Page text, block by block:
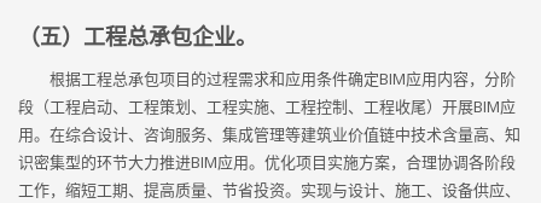
（五）工程总承包企业。
根据工程总承包项目的过程需求和应用条件确定BIM应用内容，分阶
段（工程启动、工程策划、工程实施、工程控制、工程收尾）开展BIM应
用。在综合设计、咨询服务、集成管理等建筑业价值链中技术含量高、知
识密集型的环节大力推进BIM应用。优化项目实施方案，合理协调各阶段
工作，缩短工期、提高质量、节省投资。实现与设计、施工、设备供应、